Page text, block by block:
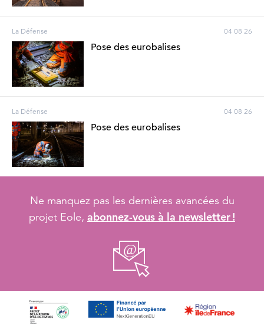
La Défense 04 08 26
Pose des eurobalises
La Défense 04 08 26
Pose des eurobalises
Ne manquez pas les dernières avancées du
projet Eole, abonnez-vous à la newsletter !